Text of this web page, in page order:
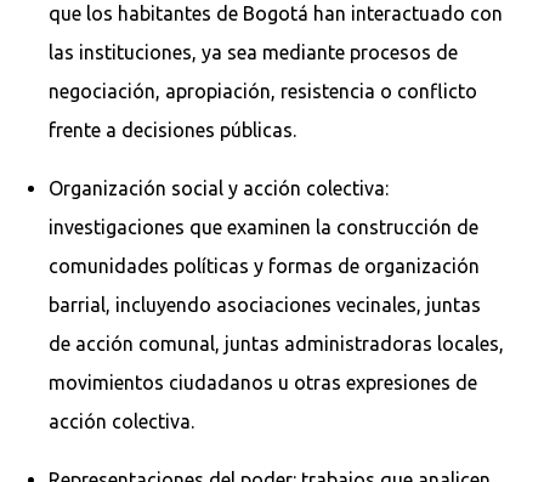
que los habitantes de Bogotá han interactuado con
las instituciones, ya sea mediante procesos de
negociación, apropiación, resistencia o conflicto
frente a decisiones públicas.
Organización social y acción colectiva:
investigaciones que examinen la construcción de
comunidades políticas y formas de organización
barrial, incluyendo asociaciones vecinales, juntas
de acción comunal, juntas administradoras locales,
movimientos ciudadanos u otras expresiones de
acción colectiva.